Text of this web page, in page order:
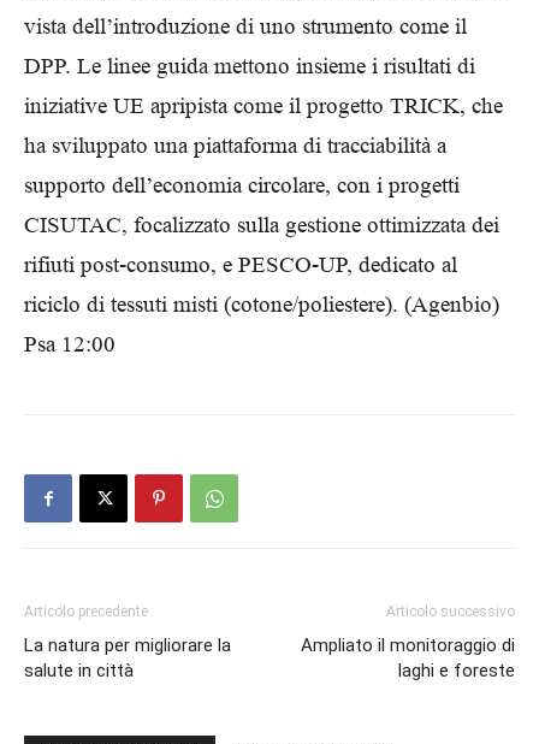
vista dell’introduzione di uno strumento come il
DPP. Le linee guida mettono insieme i risultati di
iniziative UE apripista come il progetto TRICK, che
ha sviluppato una piattaforma di tracciabilità a
supporto dell’economia circolare, con i progetti
CISUTAC, focalizzato sulla gestione ottimizzata dei
rifiuti post-consumo, e PESCO-UP, dedicato al
riciclo di tessuti misti (cotone/poliestere). (Agenbio)
Psa 12:00
Articolo precedente
La natura per migliorare la
salute in città
Articolo successivo
Ampliato il monitoraggio di
laghi e foreste